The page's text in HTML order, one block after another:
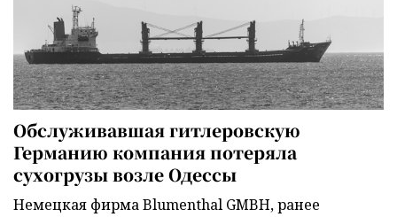
Обслуживавшая гитлеровскую
Германию компания потеряла
сухогрузы возле Одессы
Немецкая фирма Blumenthal GMBH, ранее